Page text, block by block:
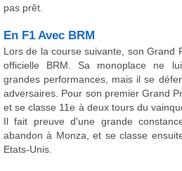
pas prêt.
En F1 Avec BRM
Lors de la course suivante, son Grand
officielle BRM. Sa monoplace ne
grandes performances, mais il se
adversaires. Pour son premier Grand
et se classe 11e à deux tours du
Il fait preuve d'une grande
abandon à Monza, et se classe
Etats-Unis.